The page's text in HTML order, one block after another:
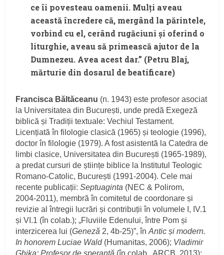
ce îi povesteau oamenii. Mulți aveau
această încredere că, mergând la părintele,
vorbind cu el, cerând rugăciuni și oferind o
liturghie, aveau să primească ajutor de la
Dumnezeu. Avea acest dar.” (Petru Blaj,
mărturie din dosarul de beatificare)
Francisca Băltăceanu (n. 1943) este profesor asociat
la Universitatea din București, unde predă Exegeză
biblică și Tradiții textuale: Vechiul Testament.
Licențiată în filologie clasică (1965) și teologie (1996),
doctor în filologie (1979). A fost asistentă la Catedra de
limbi clasice, Universitatea din București (1965‑1989),
a predat cursuri de științe biblice la Institutul Teologic
Romano‑Catolic, București (1991‑2004). Cele mai
recente publicații:Septuaginta (NEC & Polirom,
2004‑2011), membră în comitetul de coordonare și
revizie al întregii lucrări și contribuții în volumele I, IV.1
și VI.1 (în colab.); „Fluviile Edenului, între Pom și
interzicerea lui (Geneză 2, 4b‑25)”, înAntic și modern.
In honorem Luciae Wald (Humanitas, 2006); Vladimir
Ghika: Profesor de speranță (în colab., ARCB, 2013);